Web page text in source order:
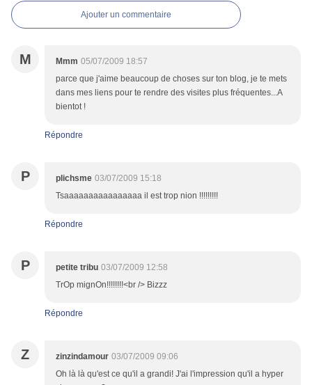
Ajouter un commentaire
M Mmm 05/07/2009 18:57
parce que j'aime beaucoup de choses sur ton blog, je te mets
dans mes liens pour te rendre des visites plus fréquentes...A
bientot !
Répondre
P plichsme 03/07/2009 15:18
Tsaaaaaaaaaaaaaaaa il est trop nion !!!!!!!!!
Répondre
P petite tribu 03/07/2009 12:58
TrOp mignOn!!!!!!!!<br /> Bizzz
Répondre
Z zinzindamour 03/07/2009 09:06
Oh là là qu'est ce qu'il a grandi! J'ai l'impression qu'il a hyper